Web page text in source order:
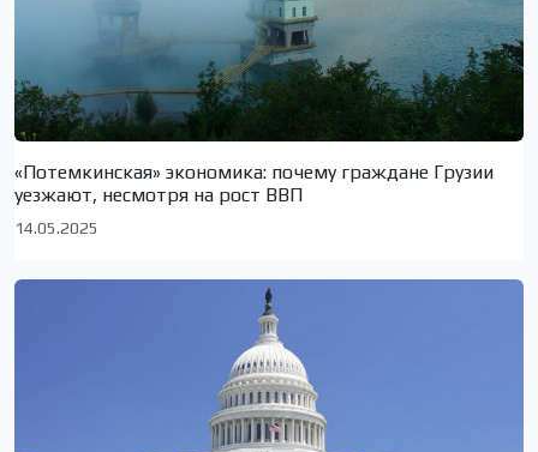
«Потемкинская» экономика: почему граждане Грузии
уезжают, несмотря на рост ВВП
14.05.2025